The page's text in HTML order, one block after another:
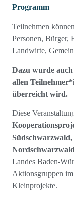
Programm
Teilnehmen
Personen, Bürger,
Landwirte,
Dazu wurde
allen
überreicht wird.
Diese
Landes Baden-
Aktionsgruppen
Kleinprojekte.